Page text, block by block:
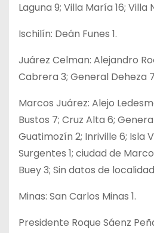
Laguna 9; Villa María 16; Villa
Ischilín: Deán Funes 1.
Juárez Celman: Alejandro
Cabrera 3; General Deheza
Marcos Juárez: Alejo
Bustos 7; Cruz Alta 6;
Guatimozín 2; Inriville 6; Isla
Surgentes 1; ciudad de
Buey 3; Sin datos de localidad
Minas: San Carlos Minas 1.
Presidente Roque Sáenz